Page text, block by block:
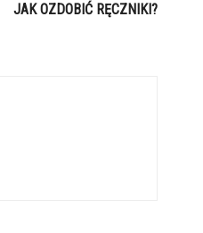
JAK OZDOBIĆ RĘCZNIKI?